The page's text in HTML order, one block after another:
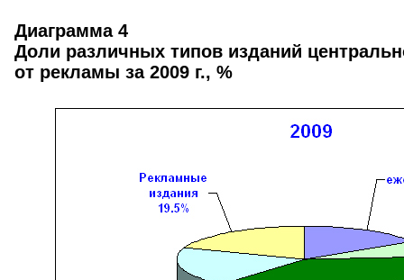
Диаграмма 4
Доли различных типов изданий
от рекламы за 2009 г., %